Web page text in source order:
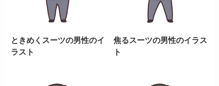
ときめくスーツの男性のイ
ラスト
焦るスーツの男性のイラス
ト